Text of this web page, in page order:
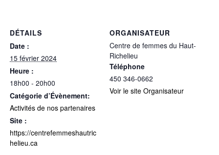
DÉTAILS
Date :
15 février 2024
Heure :
18h00 - 20h00
Catégorie d’Évènement:
Activités de nos partenaires
Site :
https://centrefemmeshautric
helieu.ca
ORGANISATEUR
Centre de femmes du Haut-
Richelieu
Téléphone
450 346-0662
Voir le site Organisateur